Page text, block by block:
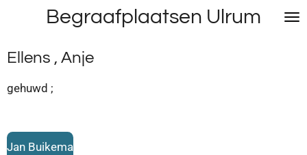
naar
de
hoofdinhoud
Begraafplaatsen Ulrum
Ellens , Anje
gehuwd ;
Jan Buikema